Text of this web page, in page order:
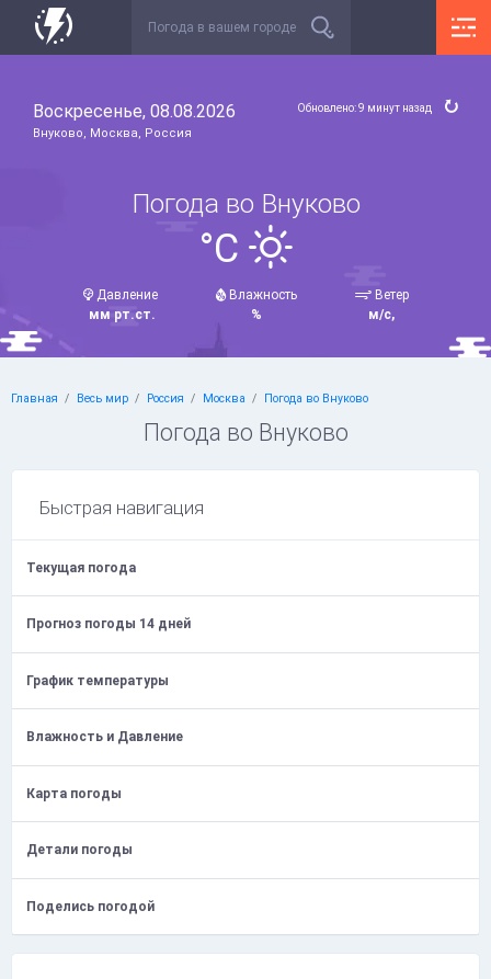
Воскресенье, 08.08.2026
Внуково, Москва, Россия
Обновлено: 9 минут назад
Погода во Внуково
°C
Давление
мм рт.ст.
Влажность
%
Ветер
м/с,
Главная Весь мир Россия Москва Погода во Внуково
Погода во Внуково
Быстрая навигация
Текущая погода
Прогноз погоды 14 дней
График температуры
Влажность и Давление
Карта погоды
Детали погоды
Поделись погодой